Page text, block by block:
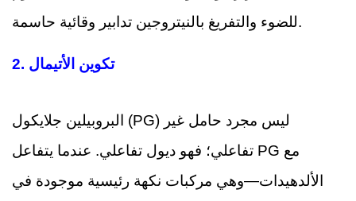
للضوء والتفريغ بالنيتروجين تدابير وقائية حاسمة.
2. تكوين الأتيمال
البروبيلين جلايكول (PG) ليس مجرد حامل غير
تفاعلي؛ فهو ديول تفاعلي. عندما يتفاعل PG مع
الألدهيدات—وهي مركبات نكهة رئيسية موجودة في